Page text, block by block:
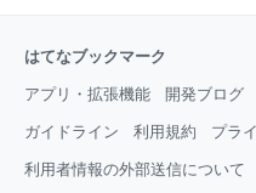
はてなブックマーク
アプリ・拡張機能 開発ブログ
ガイドライン 利用規約 プラ
利用者情報の外部送信について